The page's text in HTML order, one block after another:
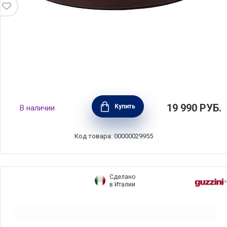
Зеркальный сервировочный поднос с
кожаной отделкой Liiton, диаметр 38 см,
цвет бордовый, Viva Scandinavia, Дания,
В наличии Купить 19 990 РУБ.
Код товара: 00000029955
Сделано
в Италии